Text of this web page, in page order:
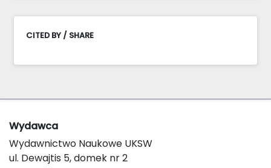
CITED BY / SHARE
Wydawca
Wydawnictwo Naukowe UKSW
ul. Dewajtis 5, domek nr 2